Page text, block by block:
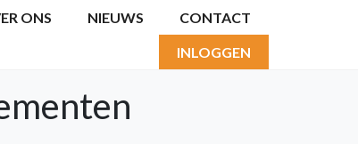
ONS NIEUWS CONTACT
INLOGGEN